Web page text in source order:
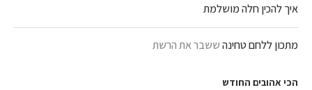
איך להכין חלה מושלמת
מתכון ללחם טחינהששבר את הרשת
הכי אהובים החודש